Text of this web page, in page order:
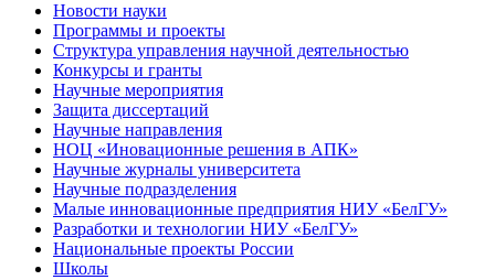
Новости науки
Программы и проекты
Структура управления научной деятельностью
Конкурсы и гранты
Научные мероприятия
Защита диссертаций
Научные направления
НОЦ «Иновационные решения в АПК»
Научные журналы университета
Научные подразделения
Малые инновационные предприятия НИУ «БелГУ»
Разработки и технологии НИУ «БелГУ»
Национальные проекты России
Школы